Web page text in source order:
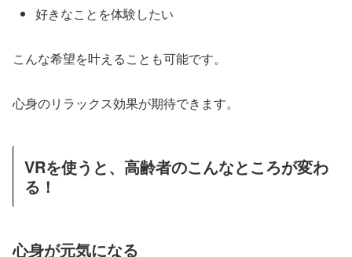
好きなことを体験したい
こんな希望を叶えることも可能です。
心身のリラックス効果が期待できます。
VRを使うと、高齢者のこんなところが変わ
る！
心身が元気になる